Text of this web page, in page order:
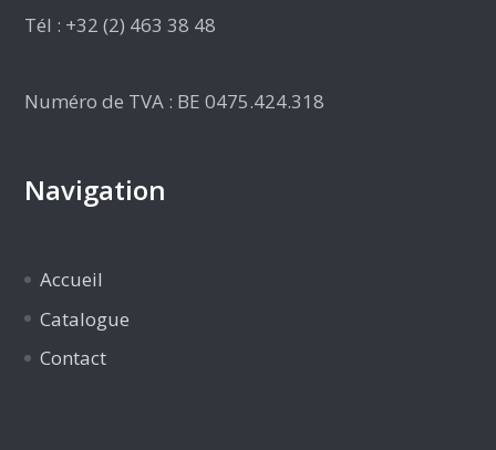
Tél : +32 (2) 463 38 48
Numéro de TVA : BE 0475.424.318
Navigation
Accueil
Catalogue
Contact